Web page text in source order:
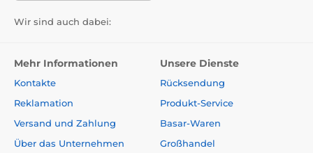
Die Basis-App Tractive GPS Pet Finder ist kostenlos für
Smartphones und Tablets mitiOS,Androidund
11 und Android 5.0.
Wir sind auch dabei:
Mehr Informationen
Kontakte
Reklamation
Versand und Zahlung
Über das Unternehmen
Unsere Dienste
Rücksendung
Produkt-Service
Basar-Waren
Großhandel